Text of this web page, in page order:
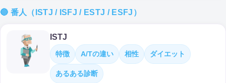
🔵 番人（ISTJ / ISFJ / ESTJ / ESFJ）
ISTJ
特徴 A/Tの違い 相性 ダイエット
あるある診断